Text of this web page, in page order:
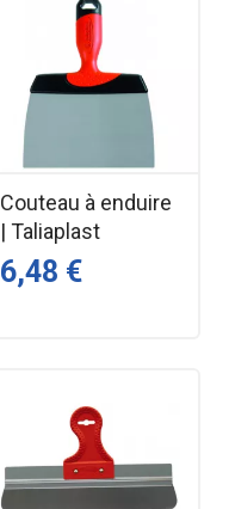
Couteau à enduire
| Taliaplast
6,48 €